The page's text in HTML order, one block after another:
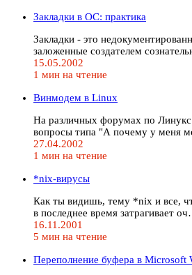
Закладки в ОС: практика
Закладки - это
заложенные создателем
15.05.2002
1 мин на чтение
Винмодем в Linux
На различных форумах по
вопросы типа "А почему у меня
27.04.2002
1 мин на чтение
*nix-вирусы
Как ты видишь, тему *nix и все,
в последнее время затрагивает
16.11.2001
5 мин на чтение
Переполнение буфера в Microsoft